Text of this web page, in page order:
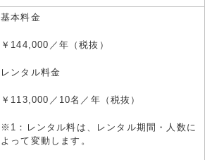
基本料金
￥144,000／年（税抜）
レンタル料金
￥113,000／10名／年（税抜）
※1：レンタル料は、レンタル期間・人数に
よって変動します。